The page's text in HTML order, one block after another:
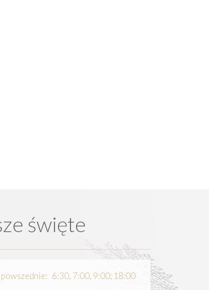
święte
powszednie: 6:30, 7:00, 9:00; 18:00